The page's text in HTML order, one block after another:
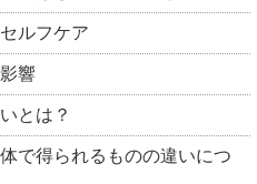
ルフケア
響
とは？
で得られるものの違いにつ